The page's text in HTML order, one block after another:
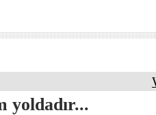
yoldadır...